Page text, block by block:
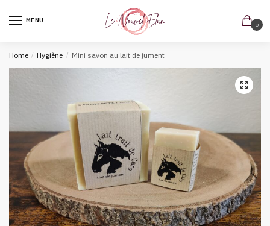
MENU
0
Home / Hygiène / Mini savon au lait de jument
🔍